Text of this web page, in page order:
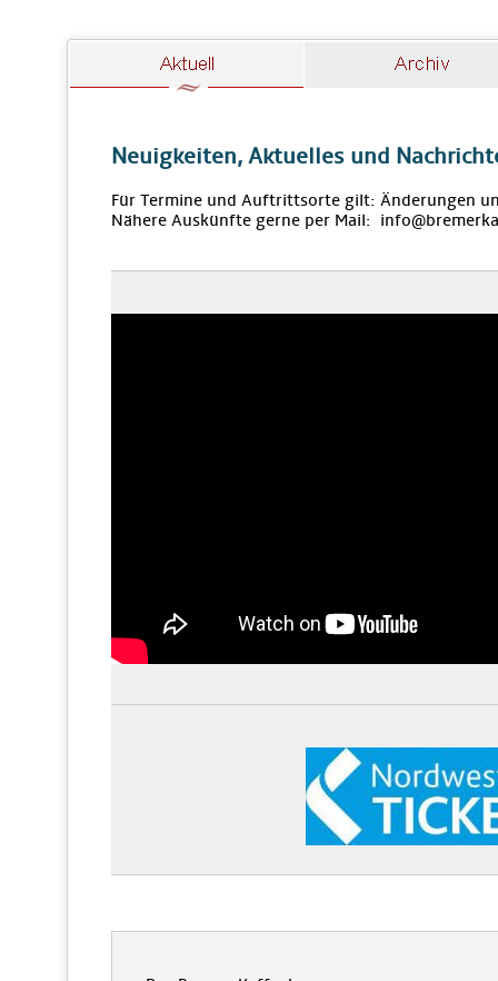
Neuigkeiten, Aktuelles und
Für Termine und Auftrittsorte gilt: Änderungen
Nähere Auskünfte gerne per Mail: